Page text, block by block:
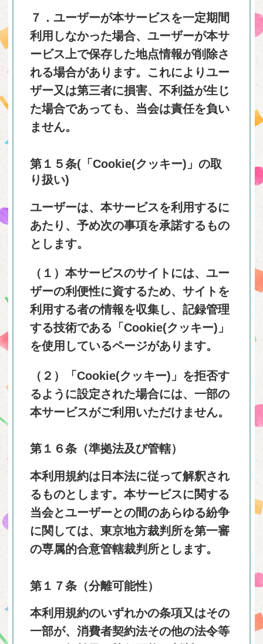
７．ユーザーが本サービスを一定期間
利用しなかった場合、ユーザーが本サ
ービス上で保存した地点情報が削除さ
れる場合があります。これによりユー
ザー又は第三者に損害、不利益が生じ
た場合であっても、当会は責任を負い
ません。
第１５条(「Cookie(クッキー)」の取
り扱い)
ユーザーは、本サービスを利用するに
あたり、予め次の事項を承諾するもの
とします。
（１）本サービスのサイトには、ユー
ザーの利便性に資するため、サイトを
利用する者の情報を収集し、記録管理
する技術である「Cookie(クッキー)」
を使用しているページがあります。
（２）「Cookie(クッキー)」を拒否す
るように設定された場合には、一部の
本サービスがご利用いただけません。
第１６条（準拠法及び管轄）
本利用規約は日本法に従って解釈され
るものとします。本サービスに関する
当会とユーザーとの間のあらゆる紛争
に関しては、東京地方裁判所を第一審
の専属的合意管轄裁判所とします。
第１７条（分離可能性）
本利用規約のいずれかの条項又はその
一部が、消費者契約法その他の法令等